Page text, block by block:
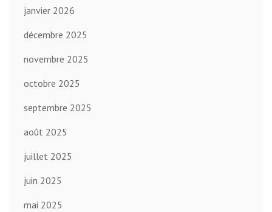
janvier 2026
décembre 2025
novembre 2025
octobre 2025
septembre 2025
août 2025
juillet 2025
juin 2025
mai 2025